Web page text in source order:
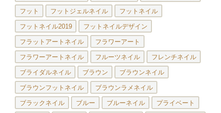
フット フットジェルネイル フットネイル
フットネイル2019 フットネイルデザイン
フラットアートネイル フラワーアート
フラワーアートネイル フルーツネイル フレンチネイル
ブライダルネイル ブラウン ブラウンネイル
ブラウンフットネイル ブラウンラメネイル
ブラックネイル ブルー ブルーネイル プライベート